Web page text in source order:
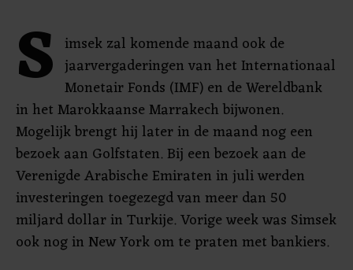
S imsek zal komende maand ook de
jaarvergaderingen van het Internationaal
Monetair Fonds (IMF) en de Wereldbank
in het Marokkaanse Marrakech bijwonen.
Mogelijk brengt hij later in de maand nog een
bezoek aan Golfstaten. Bij een bezoek aan de
Verenigde Arabische Emiraten in juli werden
investeringen toegezegd van meer dan 50
miljard dollar in Turkije. Vorige week was Simsek
ook nog in New York om te praten met bankiers.